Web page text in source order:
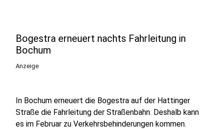
Bogestra erneuert nachts Fahrleitung in
Bochum
Anzeige
In Bochum erneuert die Bogestra auf der Hattinger
Straße die Fahrleitung der Straßenbahn. Deshalb kann
es im Februar zu Verkehrsbehinderungen kommen.